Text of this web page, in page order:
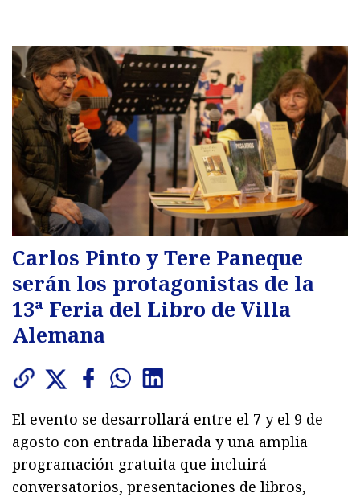
Carlos Pinto y Tere Paneque
serán los protagonistas de la
13ª Feria del Libro de Villa
Alemana
El evento se desarrollará entre el 7 y el 9 de
agosto con entrada liberada y una amplia
programación gratuita que incluirá
conversatorios, presentaciones de libros,